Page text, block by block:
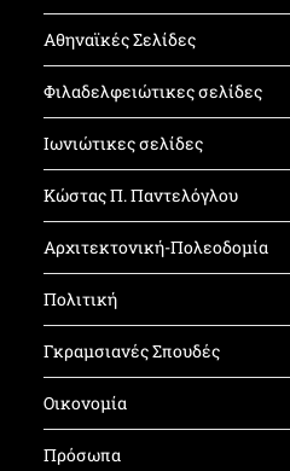
Αθηναϊκές Σελίδες
Φιλαδελφειώτικες σελίδες
Ιωνιώτικες σελίδες
Κώστας Π. Παντελόγλου
Αρχιτεκτονική-Πολεοδομία
Πολιτική
Γκραμσιανές Σπουδές
Οικονομία
Πρόσωπα